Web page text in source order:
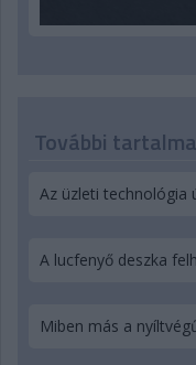
További
Az üzleti technológia
A lucfenyő deszka
Miben más a